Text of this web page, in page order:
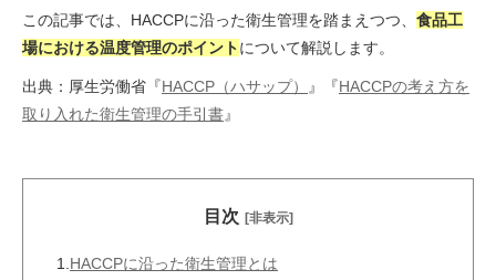
この記事では、HACCPに沿った衛生管理を踏まえつつ、 食品工
場における温度管理のポイントについて解説します。
出典：厚生労働省『HACCP（ハサップ） 』『HACCPの考え方を
取り入れた衛生管理の手引書』
目次 [非表示]
1. HACCPに沿った衛生管理とは